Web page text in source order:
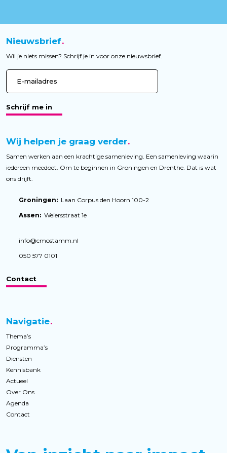
Wij helpen je graag verder
Samen werken aan een krachtige samenleving. Een samenleving waarin
iedereen meedoet. Om te beginnen in Groningen en Drenthe. Dat is wat
ons drijft.
Groningen: Laan Corpus den Hoorn 100-2
Assen: Weiersstraat 1e
info@cmostamm.nl
050 577 0101
Contact
Navigatie
Thema’s
Programma’s
Diensten
Kennisbank
Actueel
Over Ons
Agenda
Contact
Nieuwsbrief
Wil je niets missen? Schrijf je in voor onze nieuwsbrief.
Schrijf me in